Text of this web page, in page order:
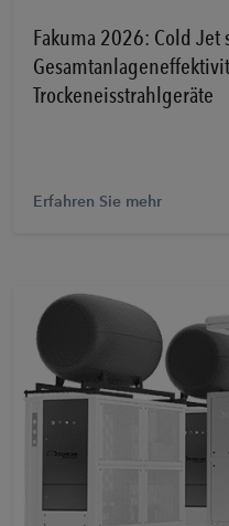
Fakuma 2026: Cold Jet
Trockeneisstrahlgeräte
Erfahren Sie mehr